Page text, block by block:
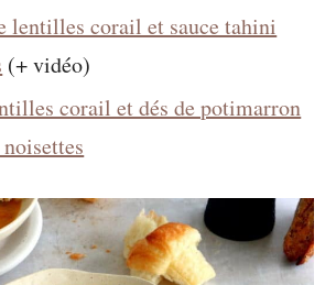
lentilles corail et sauce tahini
(+ vidéo)
corail et dés de potimarron